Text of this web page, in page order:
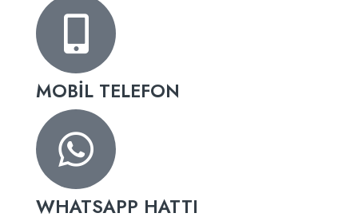
MOBİL TELEFON
WHATSAPP HATTI